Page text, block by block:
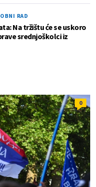
RAD
Na tržištu će se uskoro
srednjoškolci iz
0